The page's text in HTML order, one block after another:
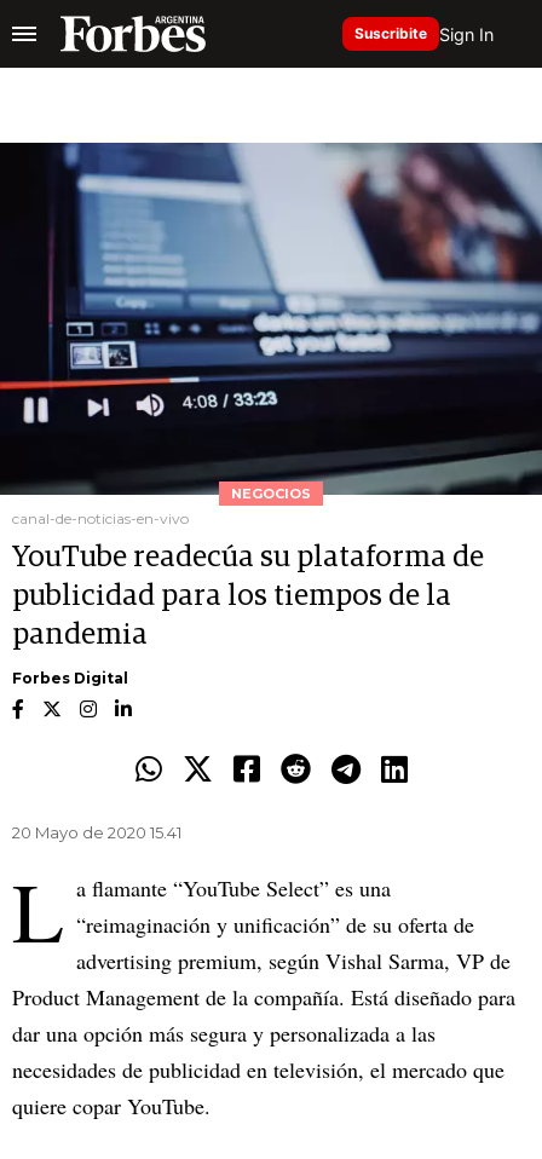
Suscribite Sign In
NEGOCIOS
canal-de-noticias-en-vivo
YouTube readecúa su plataforma de
publicidad para los tiempos de la
pandemia
Forbes Digital
20 Mayo de 2020 15.41
L a flamante “YouTube Select” es una
“reimaginación y unificación” de su oferta de
advertising premium, según Vishal Sarma, VP de
Product Management de la compañía. Está diseñado para
dar una opción más segura y personalizada a las
necesidades de publicidad en televisión, el mercado que
quiere copar YouTube.